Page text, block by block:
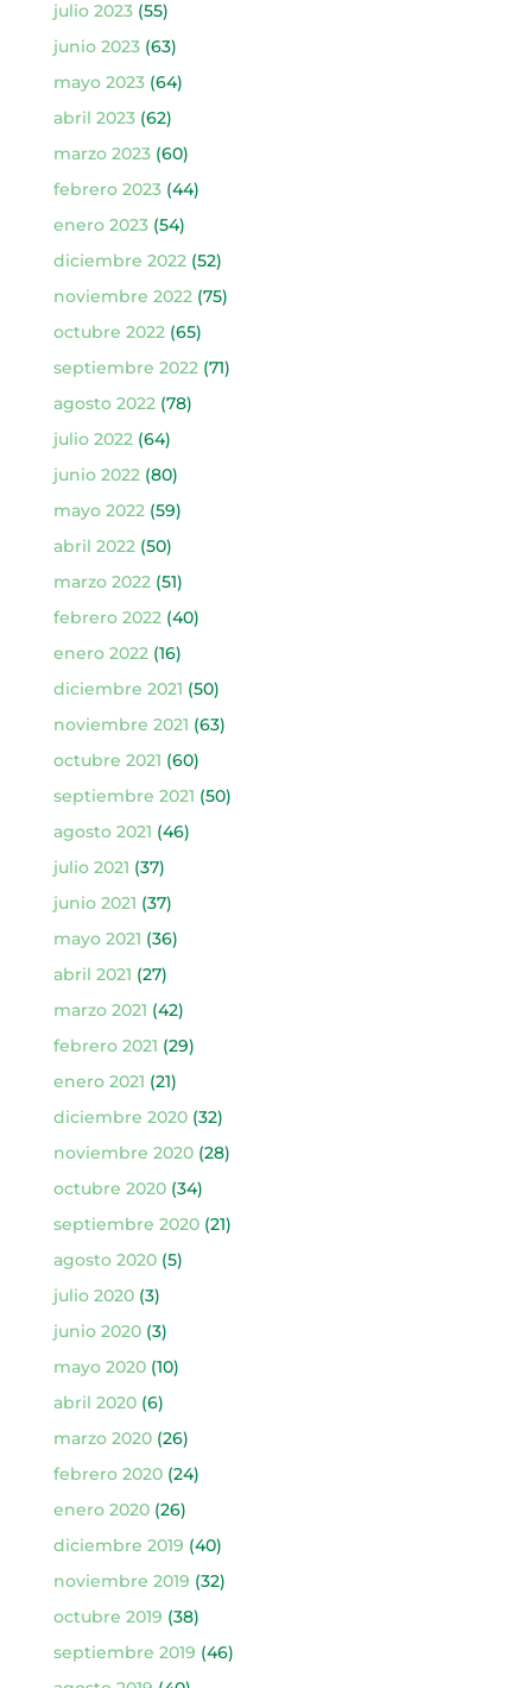
julio 2023(55)
junio 2023(63)
mayo 2023(64)
abril 2023(62)
marzo 2023(60)
febrero 2023(44)
enero 2023(54)
diciembre 2022(52)
noviembre 2022(75)
octubre 2022(65)
septiembre 2022(71)
agosto 2022(78)
julio 2022(64)
junio 2022(80)
mayo 2022(59)
abril 2022(50)
marzo 2022(51)
febrero 2022(40)
enero 2022(16)
diciembre 2021 (50)
noviembre 2021 (63)
octubre 2021 (60)
septiembre 2021 (50)
agosto 2021 (46)
julio 2021 (37)
junio 2021 (37)
mayo 2021 (36)
abril 2021 (27)
marzo 2021 (42)
febrero 2021 (29)
enero 2021 (21)
diciembre 2020(32)
noviembre 2020(28)
octubre 2020(34)
septiembre 2020(21)
agosto 2020(5)
julio 2020(3)
junio 2020(3)
mayo 2020(10)
abril 2020(6)
marzo 2020(26)
febrero 2020(24)
enero 2020(26)
diciembre 2019 (40)
noviembre 2019 (32)
octubre 2019 (38)
septiembre 2019 (46)